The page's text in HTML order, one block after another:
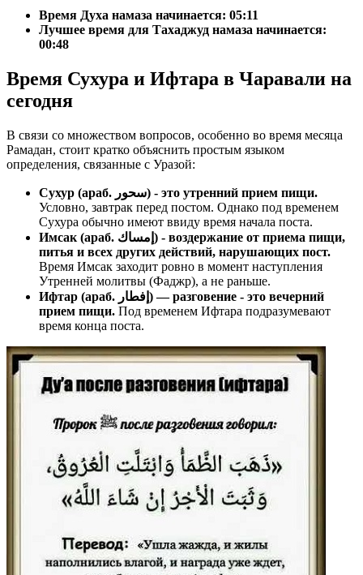
Время Духа намаза начинается: 05:11
Лучшее время для Тахаджуд намаза начинается:
00:48
Время Сухура и Ифтара в Чаравали на
сегодня
В связи со множеством вопросов, особенно во время месяца
Рамадан, стоит кратко объяснить простым языком
определения, связанные с Уразой:
Сухур (араб. سحور) - это утренний прием пищи.
Условно, завтрак перед постом. Однако под временем
Сухура обычно имеют ввиду время начала поста.
Имсак (араб. إمساك) - воздержание от приема пищи,
питья и всех других действий, нарушающих пост.
Время Имсак заходит ровно в момент наступления
Утренней молитвы (Фаджр), а не раньше.
Ифтар (араб. إفطار) — разговение - это вечерний
прием пищи. Под временем Ифтара подразумевают
время конца поста.